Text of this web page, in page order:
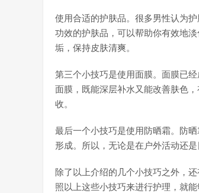
使用合适的护肤品。很多男性认为
功效的护肤品，可以帮助你有效地
垢，保持皮肤清爽。
第三个小技巧是使用面膜。面膜已
面膜，既能深层补水又能改善肤色
收。
最后一个小技巧是使用防晒霜。防
形成。所以，无论是在户外活动还
除了以上介绍的几个小技巧之外，
照以上这些小技巧来进行护理，就